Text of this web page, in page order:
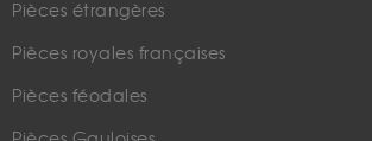
Pièces étrangères
Pièces royales françaises
Pièces féodales